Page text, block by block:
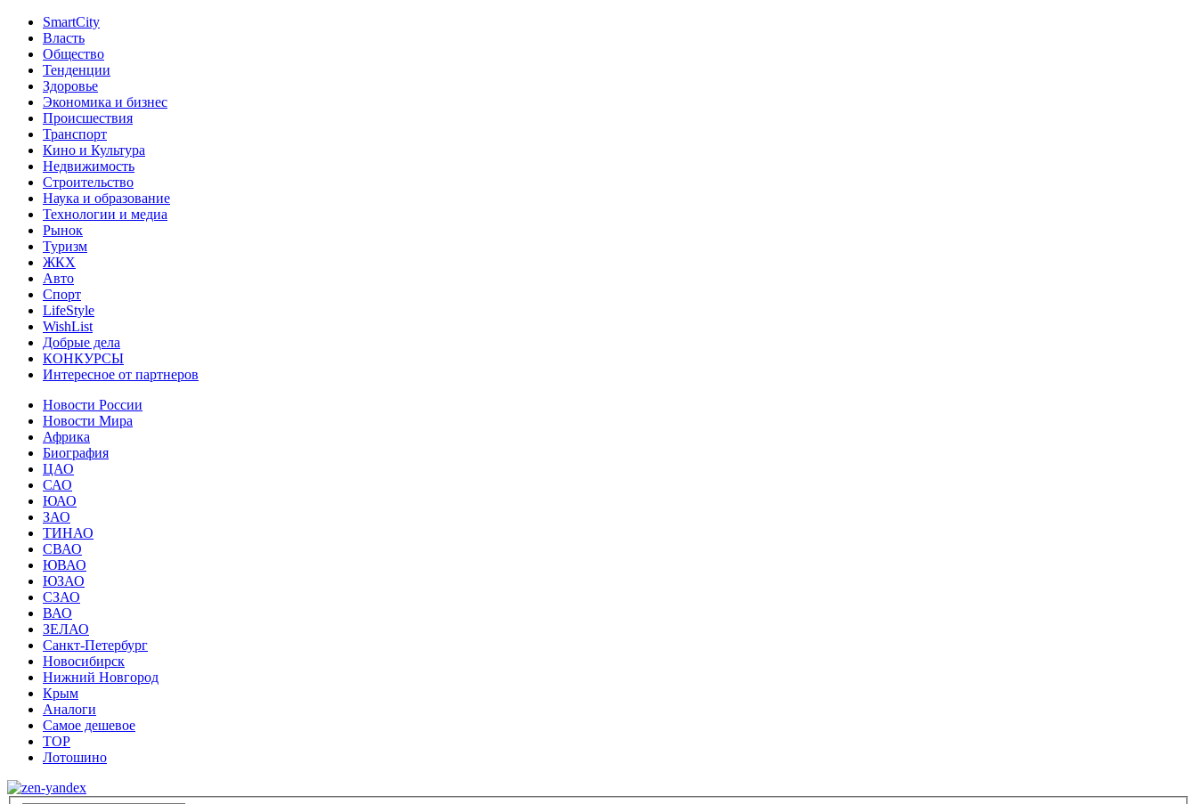
SmartCity
Власть
Общество
Тенденции
Здоровье
Экономика и бизнес
Происшествия
Транспорт
Кино и Культура
Недвижимость
Строительство
Наука и образование
Технологии и медиа
Рынок
Туризм
ЖКХ
Авто
Спорт
LifeStyle
WishList
Добрые дела
КОНКУРСЫ
Интересное от партнеров
Новости России
Новости Мира
Африка
Биография
ЦАО
САО
ЮАО
ЗАО
ТИНАО
СВАО
ЮВАО
ЮЗАО
СЗАО
ВАО
ЗЕЛАО
Санкт-Петербург
Новосибирск
Нижний Новгород
Крым
Аналоги
Самое дешевое
TOP
Лотошино